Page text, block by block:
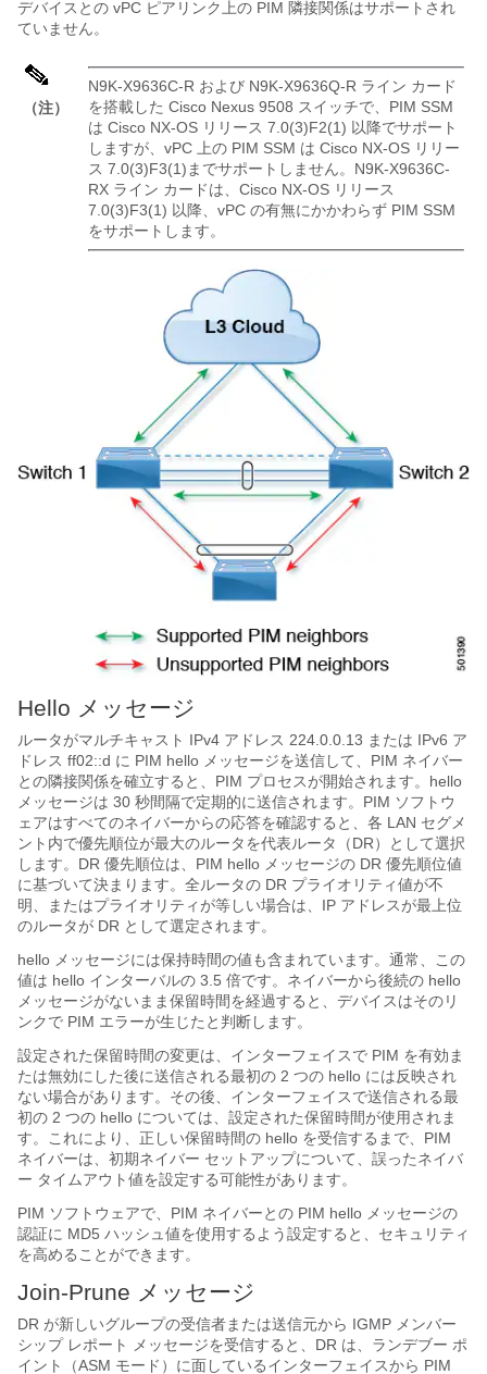
デバイスとの vPC ピアリンク上の PIM 隣接関係はサポートされ
ていません。
（注）
N9K-X9636C-R および N9K-X9636Q-R ライン カード
を搭載した Cisco Nexus 9508 スイッチで、PIM SSM
は Cisco NX-OS リリース 7.0(3)F2(1) 以降でサポート
しますが、vPC 上の PIM SSM は Cisco NX-OS リリー
ス 7.0(3)F3(1)までサポートしません。N9K-X9636C-
RX ライン カードは、Cisco NX-OS リリース
7.0(3)F3(1) 以降、vPC の有無にかかわらず PIM SSM
をサポートします。
Hello メッセージ
ルータがマルチキャスト IPv4 アドレス 224.0.0.13 または IPv6 ア
ドレス ff02::d に PIM hello メッセージを送信して、PIM ネイバー
との隣接関係を確立すると、PIM プロセスが開始されます。hello
メッセージは 30 秒間隔で定期的に送信されます。PIM ソフトウ
ェアはすべてのネイバーからの応答を確認すると、各 LAN セグメ
ント内で優先順位が最大のルータを代表ルータ（DR）として選択
します。DR 優先順位は、PIM hello メッセージの DR 優先順位値
に基づいて決まります。全ルータの DR プライオリティ値が不
明、またはプライオリティが等しい場合は、IP アドレスが最上位
のルータが DR として選定されます。
hello メッセージには保持時間の値も含まれています。通常、この
値は hello インターバルの 3.5 倍です。ネイバーから後続の hello
メッセージがないまま保留時間を経過すると、デバイスはそのリ
ンクで PIM エラーが生じたと判断します。
設定された保留時間の変更は、インターフェイスで PIM を有効ま
たは無効にした後に送信される最初の 2 つの hello には反映され
ない場合があります。その後、インターフェイスで送信される最
初の 2 つの hello については、設定された保留時間が使用されま
す。これにより、正しい保留時間の hello を受信するまで、PIM
ネイバーは、初期ネイバー セットアップについて、誤ったネイバ
ー タイムアウト値を設定する可能性があります。
PIM ソフトウェアで、PIM ネイバーとの PIM hello メッセージの
認証に MD5 ハッシュ値を使用するよう設定すると、セキュリティ
を高めることができます。
Join-Prune メッセージ
DR が新しいグループの受信者または送信元から IGMP メンバー
シップ レポート メッセージを受信すると、DR は、ランデブー ポ
イント（ASM モード）に面しているインターフェイスから PIM